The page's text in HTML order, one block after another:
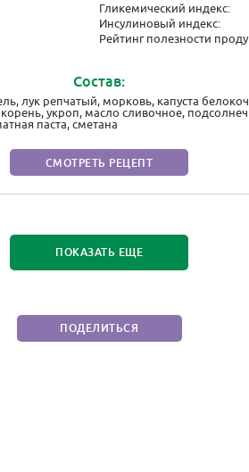
Гликемический индекс:
Инсулиновый индекс:
Рейтинг полезности
Состав:
лук репчатый, морковь, капуста
укроп, масло сливочное,
паста, сметана
СМОТРЕТЬ РЕЦЕПТ
ПОКАЗАТЬ ЕЩЕ
ПОДЕЛИТЬСЯ